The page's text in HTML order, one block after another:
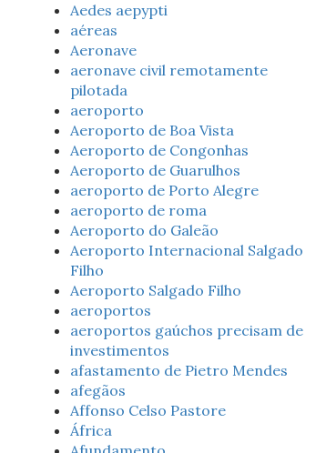
Aedes aepypti
aéreas
Aeronave
aeronave civil remotamente
pilotada
aeroporto
Aeroporto de Boa Vista
Aeroporto de Congonhas
Aeroporto de Guarulhos
aeroporto de Porto Alegre
aeroporto de roma
Aeroporto do Galeão
Aeroporto Internacional Salgado
Filho
Aeroporto Salgado Filho
aeroportos
aeroportos gaúchos precisam de
investimentos
afastamento de Pietro Mendes
afegãos
Affonso Celso Pastore
África